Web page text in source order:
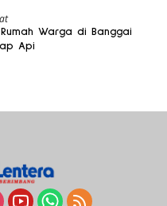
Warga di Banggai
Api